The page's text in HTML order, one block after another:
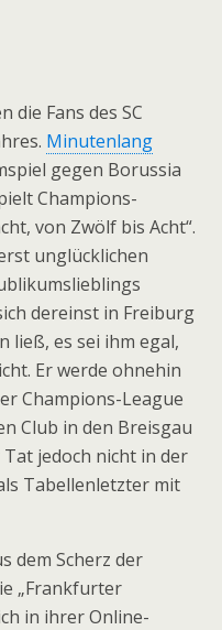
die Fans des SC
Minutenlang
gegen Borussia
Champions-
von Zwölf bis Acht“.
unglücklichen
dereinst in Freiburg
ließ, es sei ihm egal,
Er werde ohnehin
Champions-League
Club in den Breisgau
jedoch nicht in der
Tabellenletzter mit
dem Scherz der
„Frankfurter
in ihrer Online-